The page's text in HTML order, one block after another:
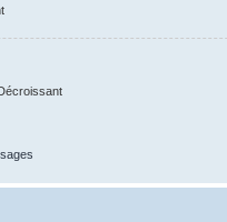
Décroissant